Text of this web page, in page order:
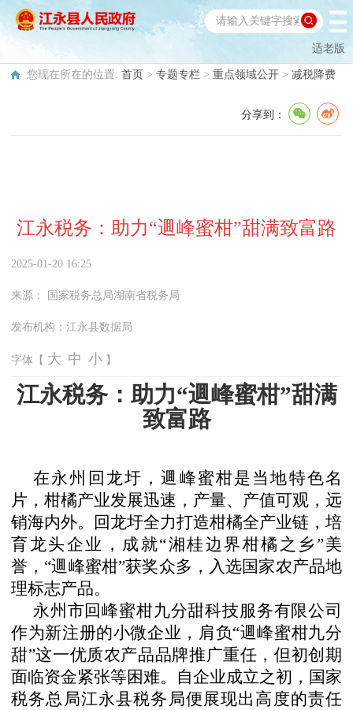
适老版
您现在所在的位置: 首页 > 专题专栏 > 重点领域公开 > 减税降费
分享到：
江永税务：助力“逥峰蜜柑”甜满致富路
2025-01-20 16:25
来源： 国家税务总局湖南省税务局
发布机构： 江永县数据局
字体【 大 中 小 】
江永税务：助力“逥峰蜜柑”甜满
致富路
在永州回龙圩，逥峰蜜柑是当地特色名
片，柑橘产业发展迅速，产量、产值可观，远
销海内外。回龙圩全力打造柑橘全产业链，培
育龙头企业，成就“湘桂边界柑橘之乡”美
誉，“逥峰蜜柑”获奖众多，入选国家农产品地
理标志产品。
永州市回峰蜜柑九分甜科技服务有限公司
作为新注册的小微企业，肩负“逥峰蜜柑九分
甜”这一优质农产品品牌推广重任，但初创期
面临资金紧张等困难。自企业成立之初，国家
税务总局江永县税务局便展现出高度的责任